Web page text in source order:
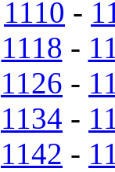
1110 -
1118 -
1126 -
1134 -
1142 -